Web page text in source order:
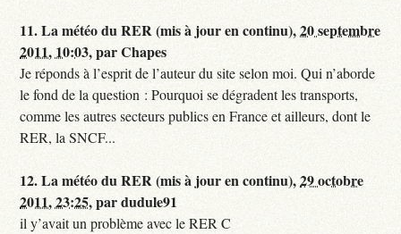
11.La météo du RER (mis à jour en continu),20 septembre
2011, 10:03,parChapes
Je réponds à l’esprit de l’auteur du site selon moi. Qui n’aborde
le fond de la question : Pourquoi se dégradent les transports,
comme les autres secteurs publics en France et ailleurs, dont le
RER, la SNCF...
12.La météo du RER (mis à jour en continu),29 octobre
2011, 23:25,pardudule91
il y’avait un problème avec le RER C